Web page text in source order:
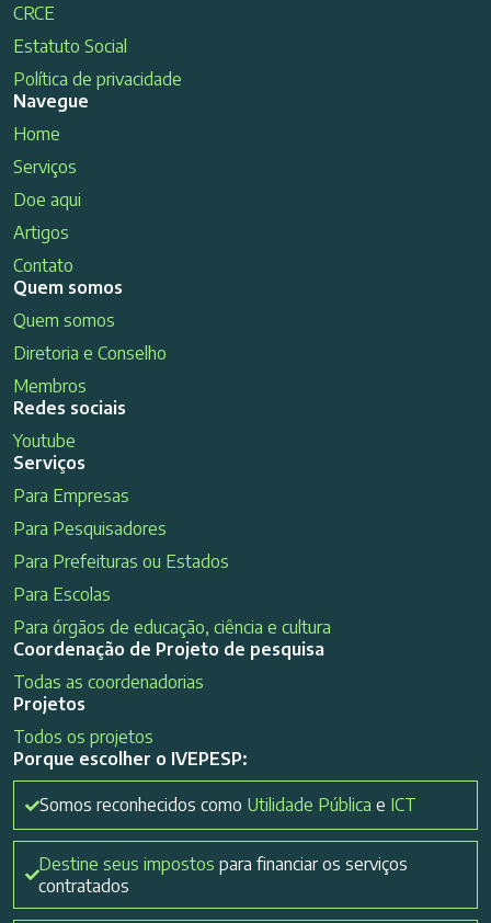
CRCE
Estatuto Social
Política de privacidade
Navegue
Home
Serviços
Doe aqui
Artigos
Contato
Quem somos
Quem somos
Diretoria e Conselho
Membros
Redes sociais
Youtube
Serviços
Para Empresas
Para Pesquisadores
Para Prefeituras ou Estados
Para Escolas
Para órgãos de educação, ciência e cultura
Coordenação de Projeto de pesquisa
Todas as coordenadorias
Projetos
Todos os projetos
Porque escolher o IVEPESP:
Somos reconhecidos como Utilidade Pública e ICT
Destine seus impostos para financiar os serviços
contratados